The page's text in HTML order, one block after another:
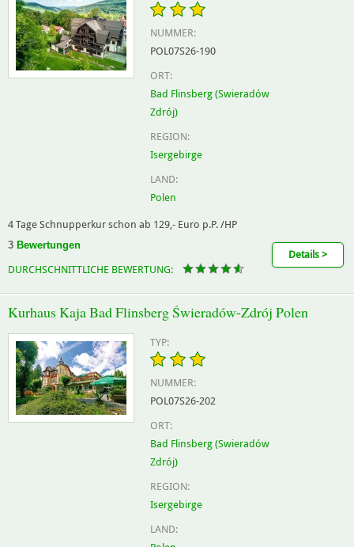
NUMMER:
POL07S26-190
ORT:
Bad Flinsberg (Swieradów
Zdrój)
REGION:
Isergebirge
LAND:
Polen
4 Tage Schnupperkur schon ab 129,- Euro p.P. /HP
3 Bewertungen
DURCHSCHNITTLICHE BEWERTUNG:
Details >
Kurhaus Kaja Bad Flinsberg Świeradów-Zdrój Polen
TYP:
NUMMER:
POL07S26-202
ORT:
Bad Flinsberg (Swieradów
Zdrój)
REGION:
Isergebirge
LAND: